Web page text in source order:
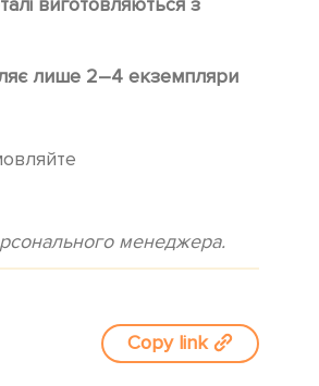
лише 2–4 екземпляри
менеджера.
Copy link